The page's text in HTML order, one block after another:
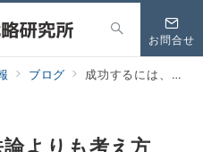
お問合せ
ブログ 成功するには、方法論よりも考え方
よりも考え方